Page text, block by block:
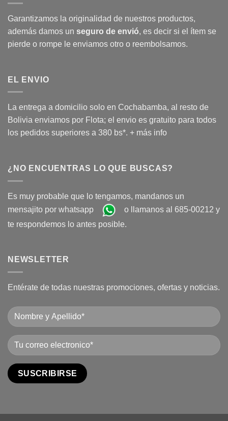
Garantizamos la originalidad de nuestros productos,
además damos un seguro de envió, es decir si el ítem se
pierde o rompe le enviamos otro o reembolsamos.
EL ENVIO
La entrega a domicilio solo en Cochabamba, al resto de
Bolivia enviamos por Flota; el envio es gratuito para todos
los pedidos superiores a 380 bs*. + más info
¿NO ENCUENTRAS LO QUE BUSCAS?
Es muy probable que lo tengamos, mandanos un
mensajito por whatsapp
o llamanos al 685-00212 y
te respondemos lo antes posible.
NEWSLETTER
Entérate de todas nuestras promociones, ofertas y noticias.